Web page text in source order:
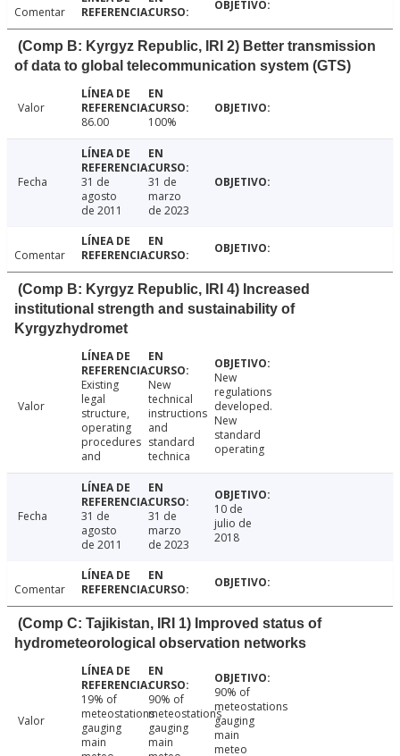
Comentar
(Comp B: Kyrgyz Republic, IRI 2) Better transmission
of data to global telecommunication system (GTS)
Valor
86.00
100%
Fecha
31 de
agosto
de 2011
31 de
marzo
de 2023
Comentar
(Comp B: Kyrgyz Republic, IRI 4) Increased
institutional strength and sustainability of
Kyrgyzhydromet
Valor
Existing
legal
structure,
operating
procedures
and
New
technical
instructions
and
standard
technica
New
regulations
developed.
New
standard
operating
Fecha
31 de
agosto
de 2011
31 de
marzo
de 2023
10 de
julio de
2018
Comentar
(Comp C: Tajikistan, IRI 1) Improved status of
hydrometeorological observation networks
Valor
19% of
meteostations
gauging
main
90% of
meteostations
gauging
main
90% of
meteostations
gauging
main
meteo